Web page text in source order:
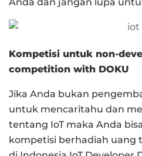
Kompetisi untuk non-
competition with DOKU
Jika Anda bukan
untuk mencaritahu dan
tentang IoT maka Anda
kompetisi berhadiah uang